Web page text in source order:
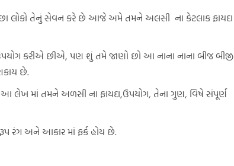
લોકો તેનું સેવન કરે છે આજે અમે તમને અલસી ના કેટલાક ફાયદા
કરીએ છીએ, પણ શું તમે જાણો છો આ નાના નાના બીજ બીજી
છે.
આ લેખ માં તમને અળસી ના ફાયદા,ઉપયોગ, તેના ગુણ, વિષે સંપૂર્ણ
રંગ અને આકાર માં ફર્ક હોય છે.